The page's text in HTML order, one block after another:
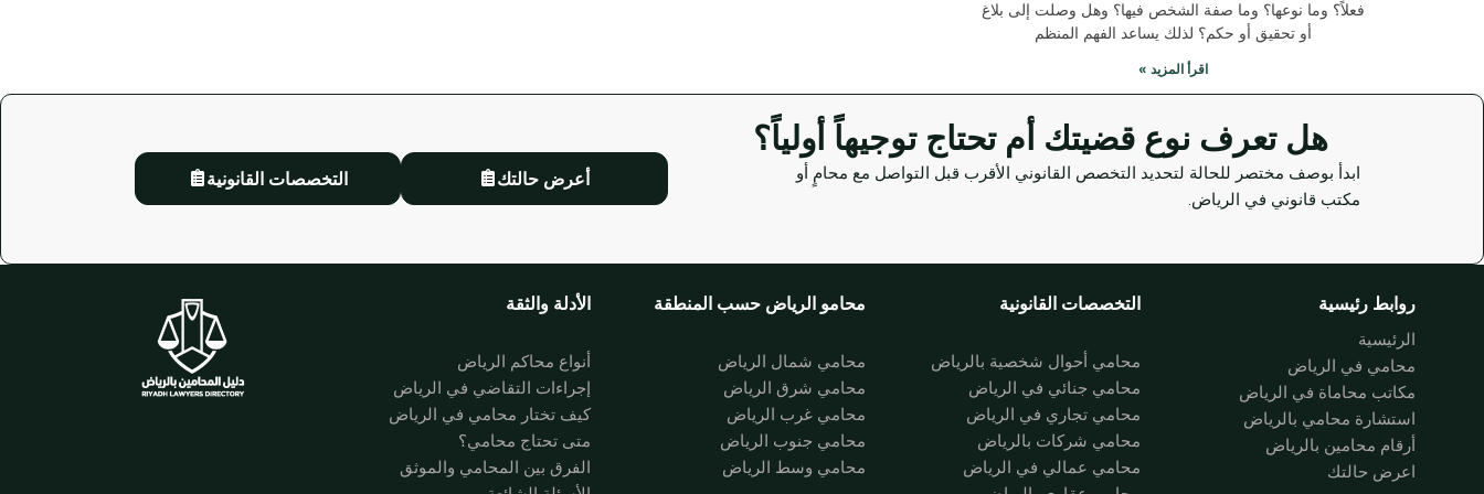
فعلاً؟ وما نوعها؟ وما صفة الشخص فيها؟ وهل وصلت إلى بلاغ
أو تحقيق أو حكم؟ لذلك يساعد الفهم المنظم
اقرأ المزيد »
هل تعرف نوع قضيتك أم تحتاج توجيهاً أولياً؟
ابدأ بوصف مختصر للحالة لتحديد التخصص القانوني الأقرب قبل التواصل مع محامٍ أو
مكتب قانوني في الرياض.
أعرض حالتك التخصصات القانونية
روابط رئيسية
الرئيسية
محامي في الرياض
مكاتب محاماة في الرياض
استشارة محامي بالرياض
أرقام محامين بالرياض
اعرض حالتك
التخصصات القانونية
محامي أحوال شخصية بالرياض
محامي جنائي في الرياض
محامي تجاري في الرياض
محامي شركات بالرياض
محامي عمالي في الرياض
محامو الرياض حسب المنطقة
محامي شمال الرياض
محامي شرق الرياض
محامي غرب الرياض
محامي جنوب الرياض
محامي وسط الرياض
الأدلة والثقة
أنواع محاكم الرياض
إجراءات التقاضي في الرياض
كيف تختار محامي في الرياض
متى تحتاج محامي؟
الفرق بين المحامي والموثق